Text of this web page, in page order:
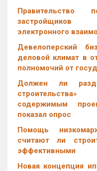
Правительство
застройщиков
электронного
Девелоперский
деловой климат в
полномочий от
Должен ли
содержимым
показал опрос
Помощь
считают ли
эффективными
Новая концепция